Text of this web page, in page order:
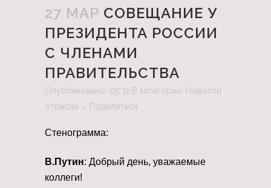
27 МАР СОВЕЩАНИЕ У
ПРЕЗИДЕНТА РОССИИ
С ЧЛЕНАМИ
ПРАВИТЕЛЬСТВА
Опубликовано: 05:31 В категории: Новости
отрасли
Поделиться
Стенограмма:
В.Путин: Добрый день, уважаемые
коллеги!